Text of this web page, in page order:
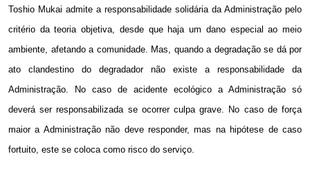
Toshio Mukai admite a responsabilidade solidária da Administração pelo
critério da teoria objetiva, desde que haja um dano especial ao meio
ambiente, afetando a comunidade. Mas, quando a degradação se dá por
ato clandestino do degradador não existe a responsabilidade da
Administração. No caso de acidente ecológico a Administração só
deverá ser responsabilizada se ocorrer culpa grave. No caso de força
maior a Administração não deve responder, mas na hipótese de caso
fortuito, este se coloca como risco do serviço.